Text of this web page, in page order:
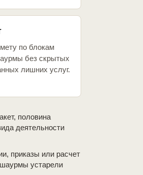
по блокам
без скрытых
лишних услуг.
половина
деятельности
приказы или расчет
устарели